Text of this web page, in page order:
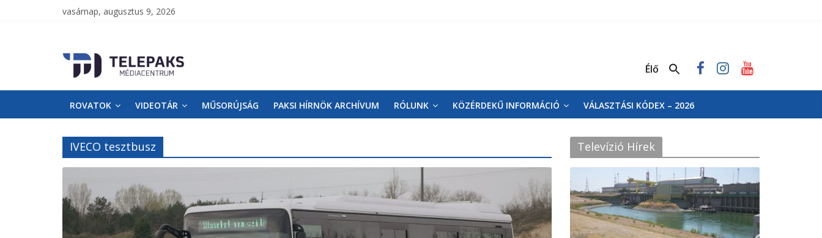
vasárnap, augusztus 9, 2026
TelePaks
Médiacentrum
TelePaks
Kistérségi
Televízió
honlapja
Élő
ROVATOK VIDEOTÁR MŰSORÚJSÁG PAKSI HÍRNÖK ARCHÍVUM RÓLUNK KÖZÉRDEKŰ INFORMÁCIÓ VÁLASZTÁSI KÓDEX – 2026
IVECO tesztbusz Televízió Hírek